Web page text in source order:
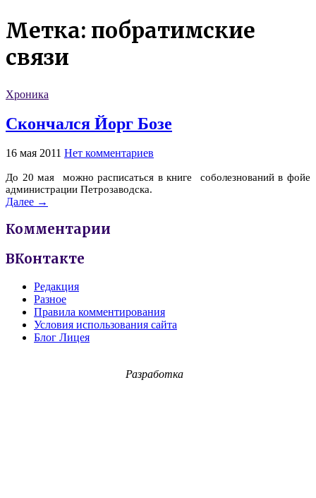
Метка: побратимские
связи
Хроника
Скончался Йорг Бозе
16 мая 2011 Нет комментариев
До 20 мая можно расписаться в книге соболезнований в фойе
администрации Петрозаводска.
Далее →
Комментарии
ВКонтакте
Редакция
Разное
Правила комментирования
Условия использования сайта
Блог Лицея
Разработка